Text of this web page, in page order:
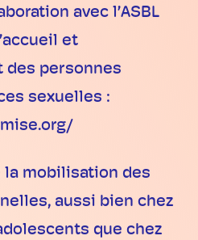
avec l’ASBL
et
des personnes
sexuelles :
la mobilisation des
aussi bien chez
que chez